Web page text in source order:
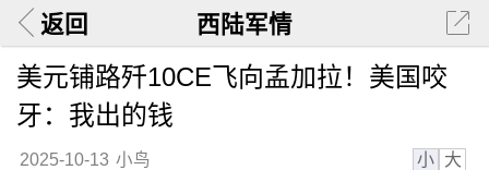
返回 西陆军情
美元铺路歼10CE飞向孟加拉！美国咬
牙：我出的钱
2025-10-13 小鸟 小 大